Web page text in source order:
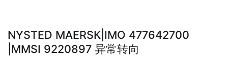
NYSTED MAERSK|IMO 477642700
|MMSI 9220897 异常转向